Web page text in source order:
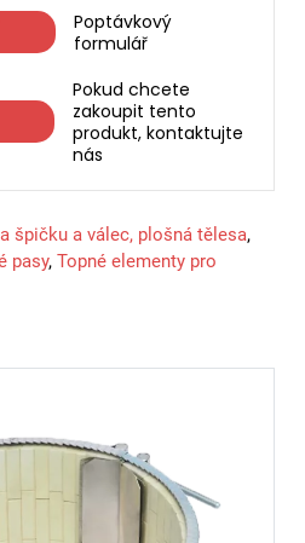
Poptávkový
formulář
Pokud chcete
zakoupit tento
produkt, kontaktujte
nás
špičku a válec, plošná tělesa,
pasy, Topné elementy pro